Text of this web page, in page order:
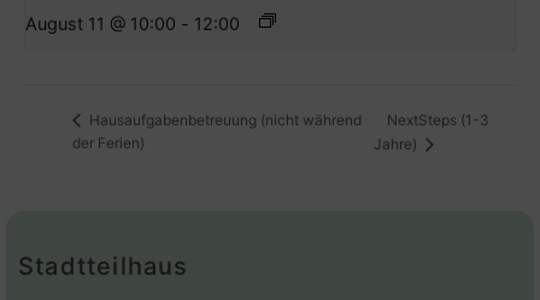
August 11 @ 10:00 - 12:00
Hausaufgabenbetreuung (nicht während
der Ferien)
NextSteps (1-3
Jahre)
Stadtteilhaus